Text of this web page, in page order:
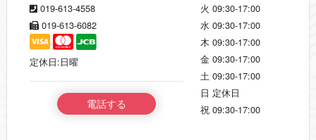
019-613-4558
019-613-6082
定休日:日曜
電話する
火 09:30-17:00
水 09:30-17:00
木 09:30-17:00
金 09:30-17:00
土 09:30-17:00
日 定休日
祝 09:30-17:00